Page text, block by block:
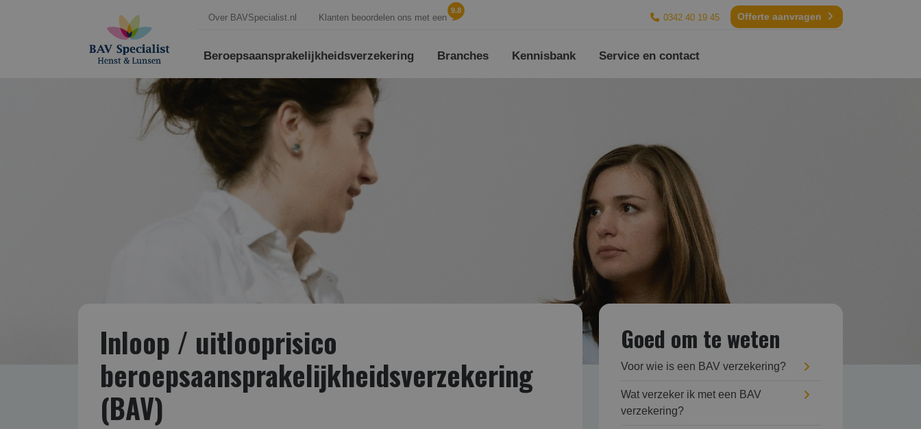
Over BAVSpecialist.nl Klanten beoordelen ons met een
9.8
0342 40 19 45 Offerte aanvragen
Beroepsaansprakelijk­heids­verzekering Branches Kennisbank Service en contact
Inloop / uitlooprisico
beroepsaansprakelijkheidsverzekering
(BAV)
Goed om te weten
Voor wie is een BAV verzekering?
Wat verzeker ik met een BAV
verzekering?